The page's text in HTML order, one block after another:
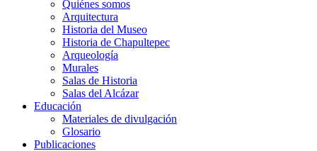
Quiénes somos
Arquitectura
Historia del Museo
Historia de Chapultepec
Arqueología
Murales
Salas de Historia
Salas del Alcázar
Educación
Materiales de divulgación
Glosario
Publicaciones